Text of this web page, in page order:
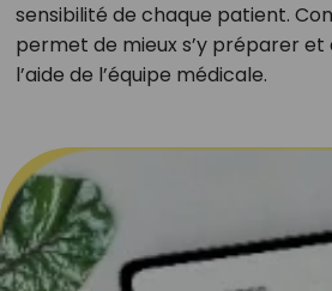
sensibilité de chaque patient.
permet de mieux s’y préparer
l’aide de l’équipe médicale.